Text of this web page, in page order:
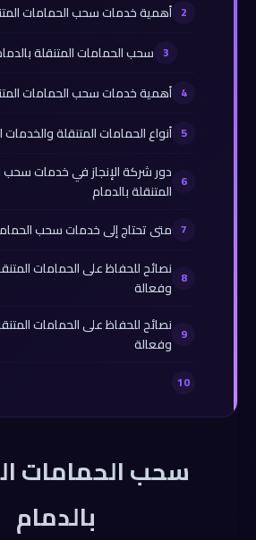
أهمية خدمات سحب الحمامات
سحب الحمامات المتنقلة بالدمام
أهمية خدمات سحب الحمامات
أنواع الحمامات المتنقلة والخدمات
دور شركة الإنجاز في خدمات سحب
المتنقلة بالدمام
متى تحتاج إلى خدمات سحب
نصائح للحفاظ على الحمامات
وفعالة
نصائح للحفاظ على الحمامات
وفعالة
سحب الحمامات
بالدمام